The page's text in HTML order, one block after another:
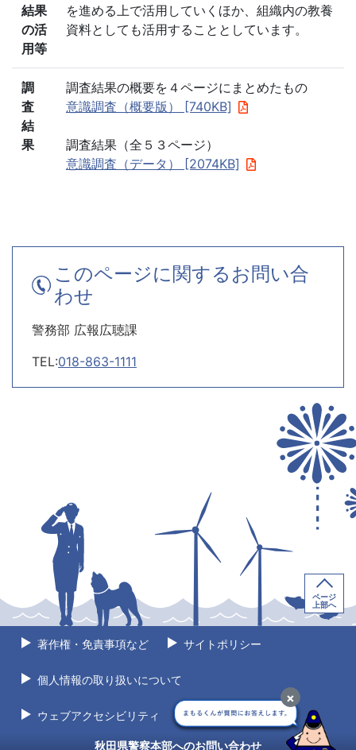
結果
の活
用等
を進める上で活用していくほか、組織内の教養
資料としても活用することとしています。
調
査
結
果
調査結果の概要を４ページにまとめたもの
意識調査（概要版） [740KB]
調査結果（全５３ページ）
意識調査（データ） [2074KB]
このページに関するお問い合
わせ
警務部 広報広聴課
TEL:018-863-1111
×
著作権・免責事項など サイトポリシー
個人情報の取り扱いについて
ウェブアクセシビリティ サイトマップ
秋田県警察本部へのお問い合わせ
ページ
上部へ